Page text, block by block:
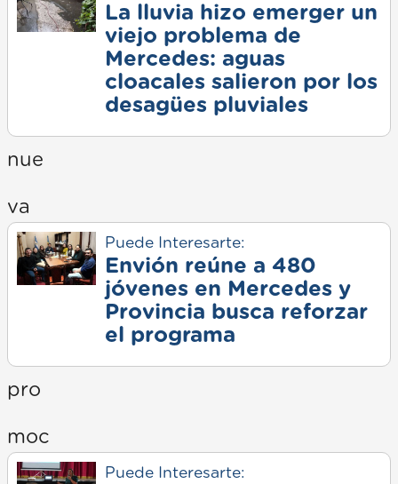
La lluvia hizo emerger un
viejo problema de
Mercedes: aguas
cloacales salieron por los
desagües pluviales
nue
va
Puede Interesarte:
Envión reúne a 480
jóvenes en Mercedes y
Provincia busca reforzar
el programa
pro
moc
Puede Interesarte: